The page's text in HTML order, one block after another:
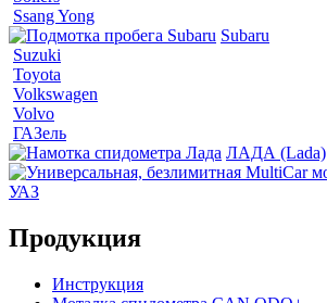
Ssang Yong
Subaru
Suzuki
Toyota
Volkswagen
Volvo
ГАЗель
ЛАДА (Lada)
УАЗ
Продукция
Инструкция